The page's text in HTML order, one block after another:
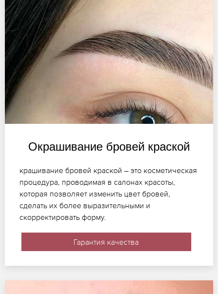
Окрашивание бровей краской
крашивание бровей краской – это косметическая
процедура, проводимая в салонах красоты,
которая позволяет изменить цвет бровей,
сделать их более выразительными и
скорректировать форму.
Гарантия качества